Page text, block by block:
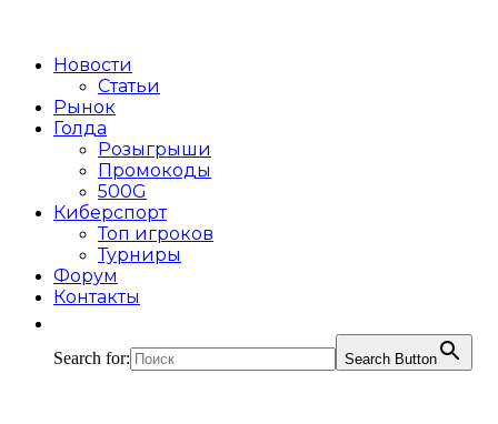
Новости
Статьи
Рынок
Голда
Розыгрыши
Промокоды
500G
Киберспорт
Топ игроков
Турниры
Форум
Контакты
Search for: Search Button